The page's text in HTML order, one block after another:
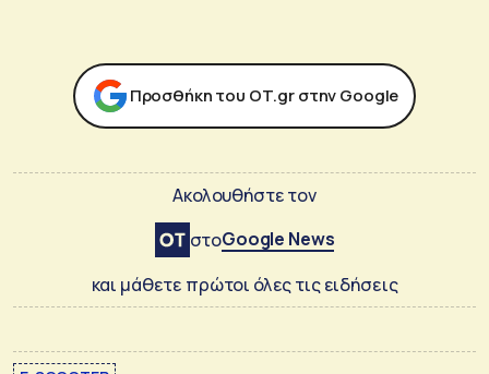
Προσθήκη του ΟΤ.gr στην Google
Ακολουθήστε τον
στοGoogle News
και μάθετε πρώτοι όλες τις ειδήσεις